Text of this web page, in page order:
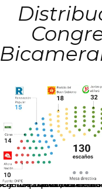
El JNE oficializó la distribución de escaños para la elección de 60 senadores y 130 diputados en las Elecciones Generales 2026,